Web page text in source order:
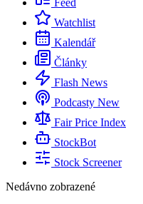
Feed
Watchlist
Kalendář
Články
Flash News
Podcasty New
Fair Price Index
StockBot
Stock Screener
Nedávno zobrazené